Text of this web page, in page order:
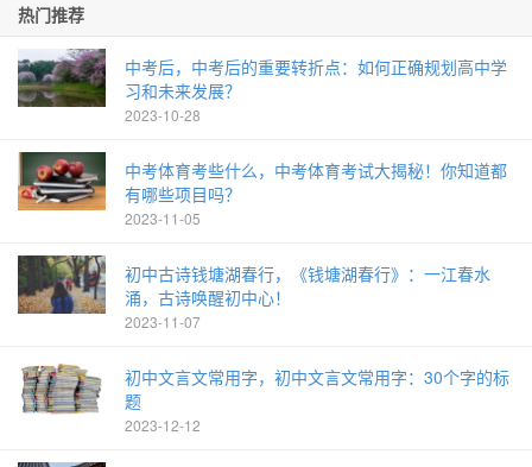
热门推荐
中考后，中考后的重要转折点：如何正确规划高中学
习和未来发展？
2023-10-28
中考体育考些什么，中考体育考试大揭秘！你知道都
有哪些项目吗？
2023-11-05
初中古诗钱塘湖春行，《钱塘湖春行》：一江春水
涌，古诗唤醒初中心！
2023-11-07
初中文言文常用字，初中文言文常用字：30个字的标
题
2023-12-12